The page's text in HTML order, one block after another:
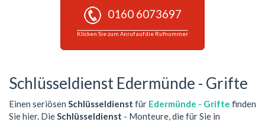
0160 6073697
Klicken Sie zum Anruf auf die Rufnummer
Schlüsseldienst Edermünde - Grifte
Einen seriösen Schlüsseldienst für Edermünde - Grifte finden
Sie hier. DieSchlüsseldienst - Monteure, die für Sie in